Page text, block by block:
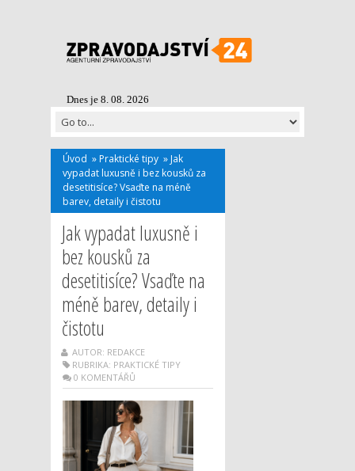
Dnes je 8. 08. 2026
Úvod » Praktické tipy » Jak
vypadat luxusně i bez kousků za
desetitisíce? Vsaďte na méně
barev, detaily i čistotu
Jak vypadat luxusně i
bez kousků za
desetitisíce? Vsaďte na
méně barev, detaily i
čistotu
AUTOR: REDAKCE
RUBRIKA: PRAKTICKÉ TIPY
0 KOMENTÁŘŮ